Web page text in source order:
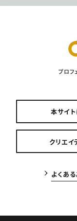
プロフ
本サイ
クリエイ
よくあ